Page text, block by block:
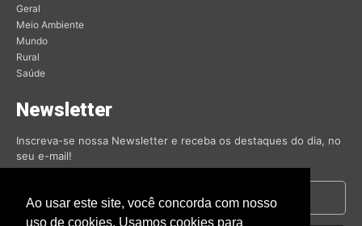
Geral
Meio Ambiente
Mundo
Rural
Saúde
Newsletter
Inscreva-se nossa Newsletter e receba os destaques do dia, no
seu e-mail!
Ao usar este site, você concorda com nosso
uso de cookies. Usamos cookies para